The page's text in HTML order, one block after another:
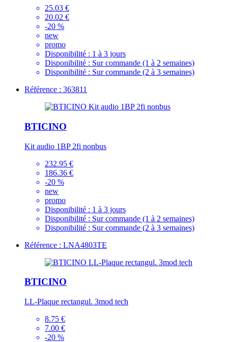
25.03 €
20.02 €
-20 %
new
promo
Disponibilité : 1 à 3 jours
Disponibilité : Sur commande (1 à 2 semaines)
Disponibilité : Sur commande (2 à 3 semaines)
Référence : 363811
BTICINO
Kit audio 1BP 2fi nonbus
232.95 €
186.36 €
-20 %
new
promo
Disponibilité : 1 à 3 jours
Disponibilité : Sur commande (1 à 2 semaines)
Disponibilité : Sur commande (2 à 3 semaines)
Référence : LNA4803TE
BTICINO
LL-Plaque rectangul. 3mod tech
8.75 €
7.00 €
-20 %